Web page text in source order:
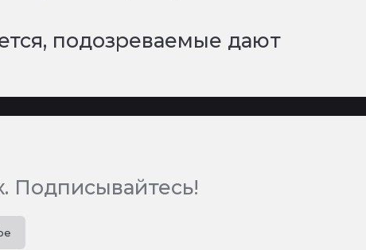
подозреваемые дают
Подписывайтесь!